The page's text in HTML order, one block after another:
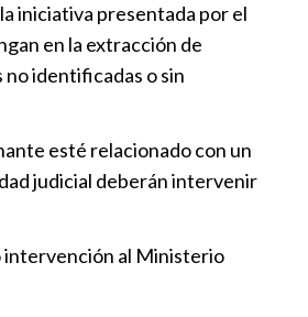
iniciativa presentada por el
en la extracción de
identificadas o sin
esté relacionado con un
judicial deberán intervenir
intervención al Ministerio